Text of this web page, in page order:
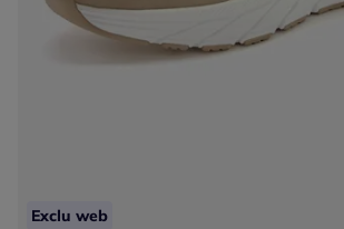
Exclu web